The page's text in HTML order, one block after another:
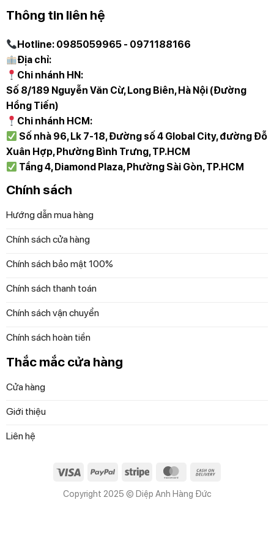
nghiệm và nhân viên hỗ trợ thông tin tốt nhất.
Diệp Anh – Hàng Đứctự hào mang đến các bạn
những sản phẩm gia dụng chính hãng, độc quyền
và mới nhất với những cam kết 100% chất lượng
Thông tin liên hệ
Hotline: 0985059965 - 0971188166
Địa chỉ:
Chi nhánh HN:
Số 8/189 Nguyễn Văn Cừ, Long Biên, Hà Nội (Đường
Hồng Tiến)
Chi nhánh HCM:
Số nhà 96, Lk 7-18, Đường số 4 Global City, đường Đỗ
Xuân Hợp, Phường Bình Trưng, TP.HCM
Tầng 4, Diamond Plaza, Phường Sài Gòn, TP.HCM
Chính sách
Hướng dẫn mua hàng
Chính sách cửa hàng
Chính sách bảo mật 100%
Chính sách thanh toán
Chính sách vận chuyển
Chính sách hoàn tiền
Thắc mắc cửa hàng
Cửa hàng
Giới thiệu
Liên hệ
Visa PayPal Stripe MasterCard
Copyright 2025 © Diệp Anh Hàng Đức